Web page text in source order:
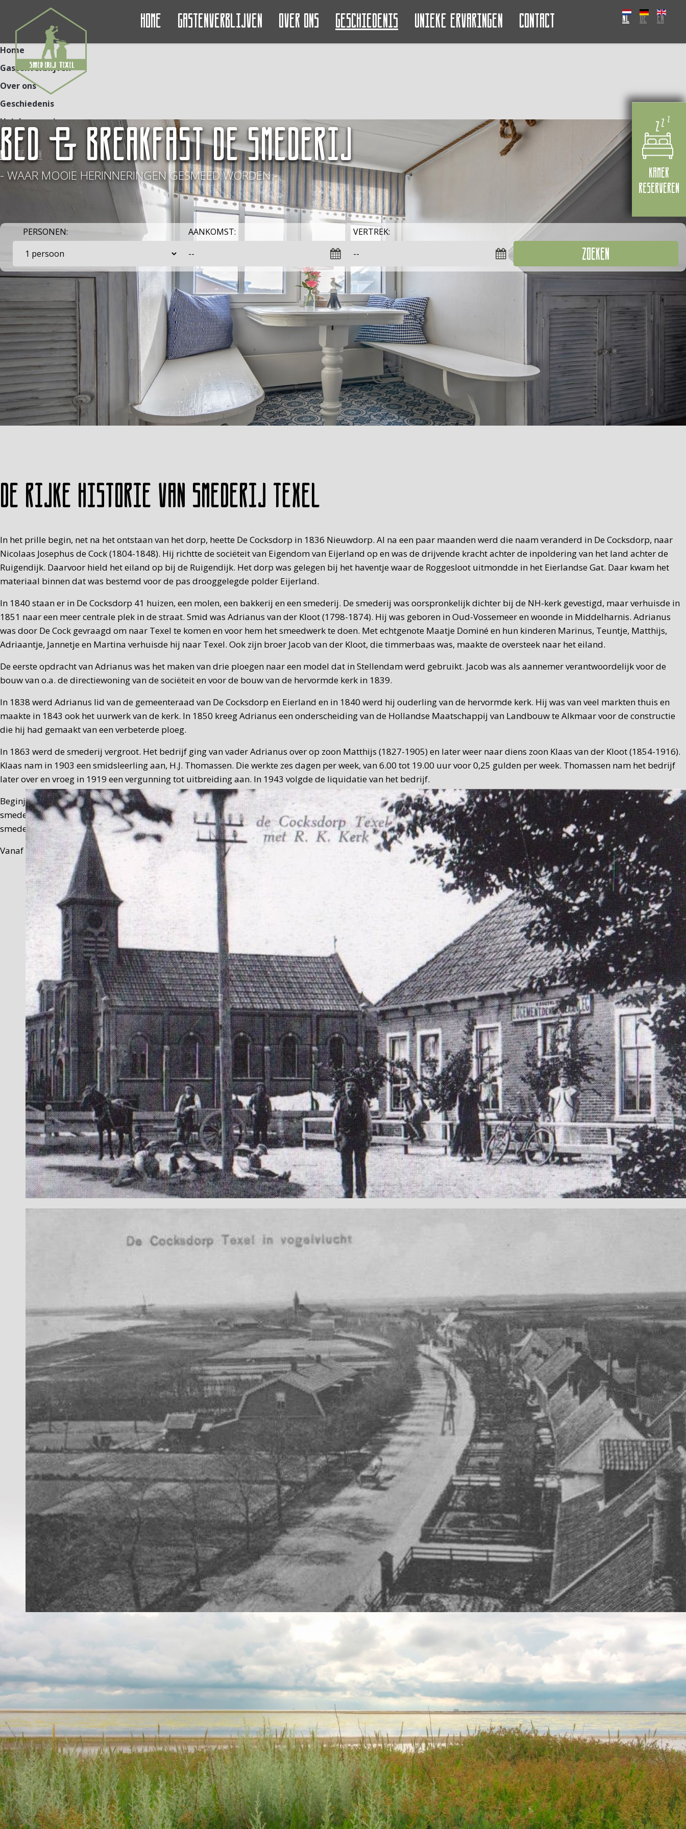
Home Gastenverblijven Over ons Geschiedenis Unieke ervaringen Contact NL DE EN
Home
Gastenverblijven
Over ons
Geschiedenis
Unieke ervaringen
Contact
NL DE EN
BED & BREAKFAST De Smederij
- WAAR MOOIE HERINNERINGEN GESMEED WORDEN -
PERSONEN: AANKOMST: VERTREK:
ZOEKEN
De rijke historie van Smederij Texel
In het prille begin, net na het ontstaan van het dorp, heette De Cocksdorp in 1836 Nieuwdorp. Al na een paar maanden werd die naam veranderd in De Cocksdorp, naar
Nicolaas Josephus de Cock (1804-1848). Hij richtte de sociëteit van Eigendom van Eijerland op en was de drijvende kracht achter de inpoldering van het land achter de
Ruigendijk. Daarvoor hield het eiland op bij de Ruigendijk. Het dorp was gelegen bij het haventje waar de Roggesloot uitmondde in het Eierlandse Gat. Daar kwam het
materiaal binnen dat was bestemd voor de pas drooggelegde polder Eijerland.
In 1840 staan er in De Cocksdorp 41 huizen, een molen, een bakkerij en een smederij. De smederij was oorspronkelijk dichter bij de NH-kerk gevestigd, maar verhuisde in
1851 naar een meer centrale plek in de straat. Smid was Adrianus van der Kloot (1798-1874). Hij was geboren in Oud-Vossemeer en woonde in Middelharnis. Adrianus
was door De Cock gevraagd om naar Texel te komen en voor hem het smeedwerk te doen. Met echtgenote Maatje Dominé en hun kinderen Marinus, Teuntje, Matthijs,
Adriaantje, Jannetje en Martina verhuisde hij naar Texel. Ook zijn broer Jacob van der Kloot, die timmerbaas was, maakte de oversteek naar het eiland.
De eerste opdracht van Adrianus was het maken van drie ploegen naar een model dat in Stellendam werd gebruikt. Jacob was als aannemer verantwoordelijk voor de
bouw van o.a. de directiewoning van de sociëteit en voor de bouw van de hervormde kerk in 1839.
In 1838 werd Adrianus lid van de gemeenteraad van De Cocksdorp en Eierland en in 1840 werd hij ouderling van de hervormde kerk. Hij was van veel markten thuis en
maakte in 1843 ook het uurwerk van de kerk. In 1850 kreeg Adrianus een onderscheiding van de Hollandse Maatschappij van Landbouw te Alkmaar voor de constructie
die hij had gemaakt van een verbeterde ploeg.
In 1863 werd de smederij vergroot. Het bedrijf ging van vader Adrianus over op zoon Matthijs (1827-1905) en later weer naar diens zoon Klaas van der Kloot (1854-1916).
Klaas nam in 1903 een smidsleerling aan, H.J. Thomassen. Die werkte zes dagen per week, van 6.00 tot 19.00 uur voor 0,25 gulden per week. Thomassen nam het bedrijf
later over en vroeg in 1919 een vergunning tot uitbreiding aan. In 1943 volgde de liquidatie van het bedrijf.
Beginjaren zestig (1959-1965) zijn er onder leiding van C. de Waard nog wel smidswerkzaamheden verricht. De Waard was geen smid, maar had een loonbedrijf. Een
smederij-landbouwmechanisatiebedrijf was destijds een nuttig nevenbedrijf. Als De Waard in 1965 naar de Flevopolder vertrekt, komt er definitief een einde aan de
smederijgeschiedenis van De Cocksdorp.
Vanaf 1965 was het pand van de smederij in gebruik als woonhuis en in 2008 werd er een bed & breakfast van gemaakt.